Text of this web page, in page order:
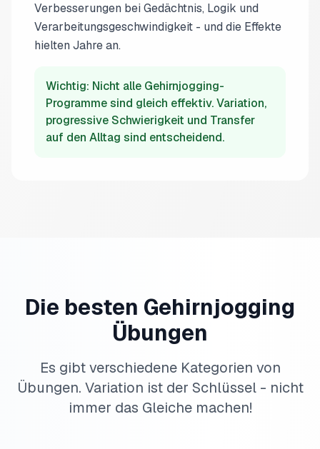
Verbesserungen bei Gedächtnis, Logik und
Verarbeitungsgeschwindigkeit - und die Effekte
hielten Jahre an.
Wichtig: Nicht alle Gehirnjogging-
Programme sind gleich effektiv. Variation,
progressive Schwierigkeit und Transfer
auf den Alltag sind entscheidend.
Die besten Gehirnjogging
Übungen
Es gibt verschiedene Kategorien von
Übungen. Variation ist der Schlüssel - nicht
immer das Gleiche machen!